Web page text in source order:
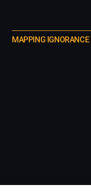
MAPPING IGNORANCE